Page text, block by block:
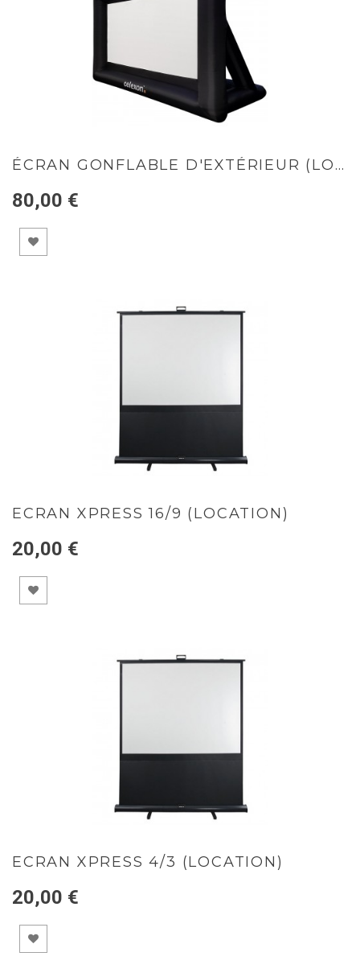
ÉCRAN GONFLABLE D'EXTÉRIEUR (LOC)
80,00 €
ECRAN XPRESS 16/9 (LOCATION)
20,00 €
ECRAN XPRESS 4/3 (LOCATION)
20,00 €